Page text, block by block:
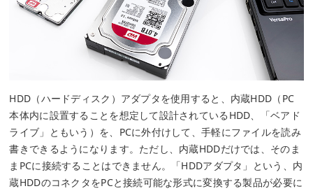
HDD（ハードディスク）アダプタを使用すると、内蔵HDD（PC
本体内に設置することを想定して設計されているHDD、「ベアド
ライブ」ともいう）を、PCに外付けして、手軽にファイルを読み
書きできるようになります。ただし、内蔵HDDだけでは、そのま
まPCに接続することはできません。「HDDアダプタ」という、内
蔵HDDのコネクタをPCと接続可能な形式に変換する製品が必要に